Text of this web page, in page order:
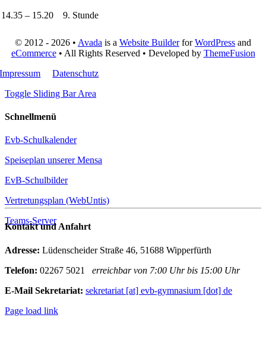
14.35 – 15.20 9. Stunde
© 2012 - 2026 • Avada is a Website BuilderforWordPress and
eCommerce• All Rights Reserved • Developed by ThemeFusion
Impressum
Datenschutz
Toggle Sliding Bar Area
Schnellmenü
Evb-Schulkalender
Speiseplan unserer Mensa
EvB-Schulbilder
Vertretungsplan (WebUntis)
Teams-Server
Kontakt und Anfahrt
Adresse: Lüdenscheider Straße 46, 51688 Wipperfürth
Telefon: 02267 5021 erreichbar von 7:00 Uhr bis 15:00 Uhr
E-Mail Sekretariat: sekretariat [at] evb-gymnasium [dot] de
Page load link